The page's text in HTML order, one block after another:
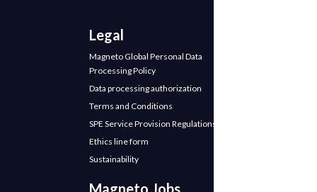
Legal
Magneto Global Personal Data
Processing Policy
Data processing authorization
Terms and Conditions
SPE Service Provision Regulations
Ethics line form
Sustainability